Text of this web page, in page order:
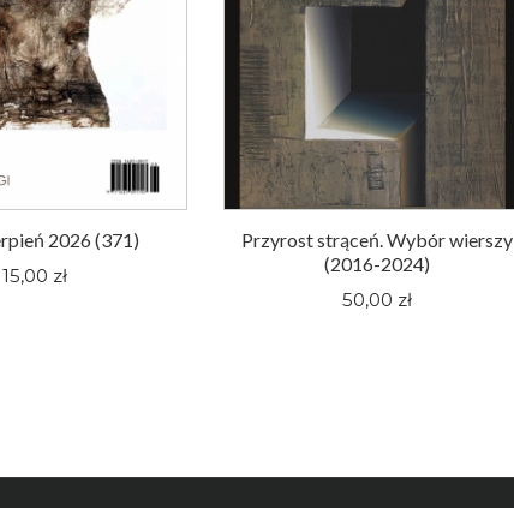
2026 (371)
15,00 zł
Przyrost strąceń. Wybór wierszy
(2016-2024)
50,00 zł